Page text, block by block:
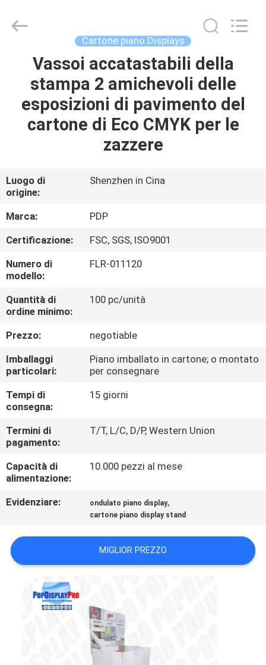
CASA
PRODOTTI
CIRCA
NOI
GIRO
DELLA
FABBRICA
CONTROLLO
DI
QUALITÀ
CONTATTICI
RICHIEDA
UNA
DEL
SITO
PRIVACY
Company
Cartone piano Displays
Vassoi accatastabili della
stampa 2 amichevoli delle
esposizioni di pavimento del
cartone di Eco CMYK per le
zazzere
Luogo di
origine:
Shenzhen in Cina
Marca:
PDP
Certificazione:
FSC, SGS, ISO9001
Numero di
modello:
FLR-011120
Quantità di
ordine minimo:
100 pc/unità
Prezzo:
negotiable
Imballaggi
particolari:
Piano imballato in cartone; o montato
per consegnare
Tempi di
consegna:
15 giorni
Termini di
pagamento:
T/T, L/C, D/P, Western Union
Capacità di
alimentazione:
10.000 pezzi al mese
Evidenziare: ondulato piano display,
cartone piano display stand
MIGLIOR PREZZO